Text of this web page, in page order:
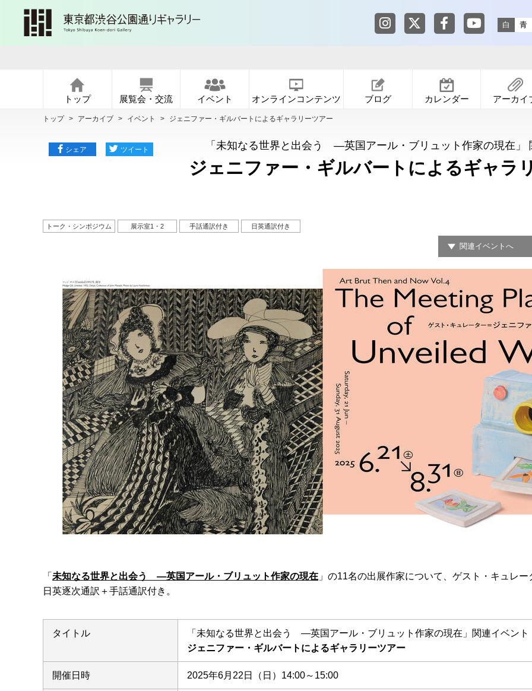
東京都渋谷公園通りギャラリ
東京都渋谷公園通りギ
東京都渋谷公園通
東京都渋谷
白 青
トップ 展覧会・交流 イベント オンラインコンテンツ ブログ カレンダー アーカイ
トップ > アーカイブ > イベント > ジェニファー・ギルバートによるギャラリーツアー
シェア ツイート 「未知なる世界と出会う —英国アール・ブリュット作家の現在」
ジェニファー・ギルバートによるギャラ
トーク・シンポジウム 展示室1・2 手話通訳付き 日英通訳付き
関連イベントへ
「 未知なる世界と出会う —英国アール・ブリュット作家の現在 」の11名の出展作家について、ゲスト・キュレ
日英逐次通訳＋手話通訳付き。
タイトル
「未知なる世界と出会う —英国アール・ブリュット作家の現在」関連イベント
ジェニファー・ギルバートによるギャラリーツアー
開催日時 2025年6月22日（日）14:00～15:00